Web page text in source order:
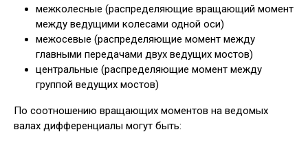
межколесные (распределяющие вращающий момент
между ведущими колесами одной оси)
межосевые (распределяющие момент между
главными передачами двух ведущих мостов)
центральные (распределяющие момент между
группой ведущих мостов)
По соотношению вращающих моментов на ведомых
валах дифференциалы могут быть: